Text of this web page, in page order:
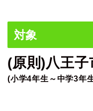
対象
(原則)八王
(小学4年生～中学3年